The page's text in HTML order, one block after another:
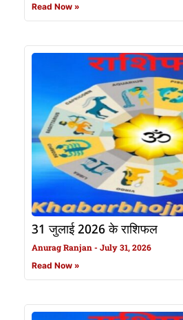
Read Now »
31 जुलाई 2026 के राशिफल
Anurag Ranjan July 31, 2026
Read Now »